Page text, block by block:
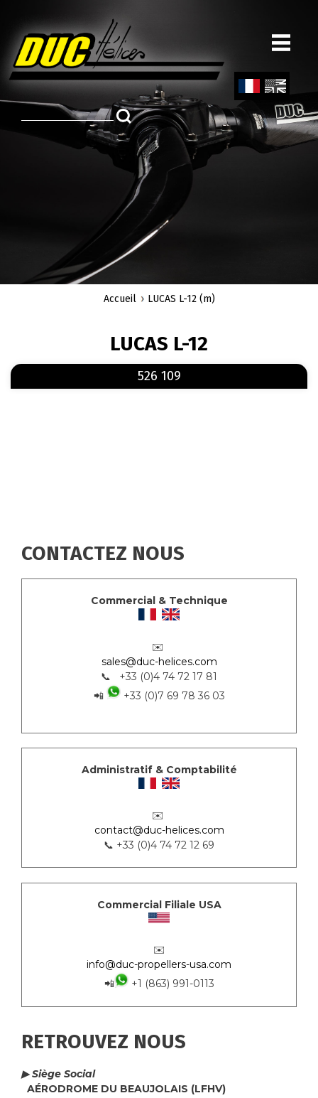
principal
ch
Engl
Accueil LUCAS L-12 (m)
LUCAS L-12
526 109
CONTACTEZ NOUS
Commercial & Technique
✉️
sales@duc-helices.com
📞 +33 (0)4 74 72 17 81
📲
+33 (0)7 69 78 36 03
Administratif & Comptabilité
✉️
contact@duc-helices.com
📞 +33 (0)4 74 72 12 69
Commercial Filiale USA
✉️
info@duc-propellers-usa.com
📲
+1 (863) 991-0113
RETROUVEZ NOUS
▶ Siège Social
AÉRODROME DU BEAUJOLAIS (LFHV)